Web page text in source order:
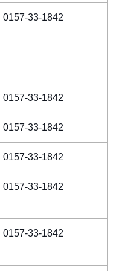
33-1842
33-1842
33-1842
33-1842
33-1842
33-1842